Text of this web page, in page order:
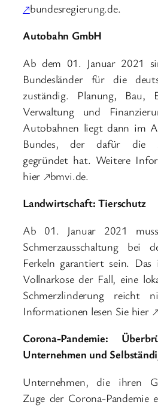
↗bundesregierung.de.
Autobahn GmbH
Ab dem 01. Januar 2021
Bundesländer für die
zuständig. Planung, Bau,
Verwaltung und
Autobahnen liegt dann im
Bundes, der dafür die
gegründet hat. Weitere
hier ↗bmvi.de.
Landwirtschaft: Tierschutz
Ab 01. Januar 2021
Schmerzausschaltung bei
Ferkeln garantiert sein.
Vollnarkose der Fall, eine
Schmerzlinderung reicht
Informationen lesen Sie hier
Corona-Pandemie:
Unternehmen und
Unternehmen, die ihren
Zuge der Corona-Pandemie